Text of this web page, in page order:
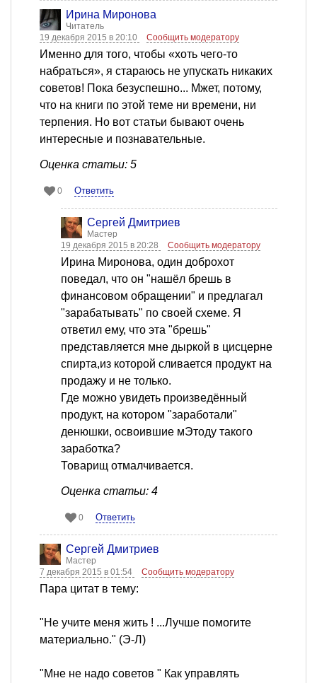
Ирина Миронова
Читатель
19 декабря 2015 в 20:10
Сообщить модератору
Именно для того, чтобы «хоть чего-то
набраться», я стараюсь не упускать никаких
советов! Пока безуспешно... Мжет, потому,
что на книги по этой теме ни времени, ни
терпения. Но вот статьи бывают очень
интересные и познавательные.
Оценка статьи: 5
0 Ответить
Сергей Дмитриев
Мастер
19 декабря 2015 в 20:28
Сообщить модератору
Ирина Миронова, один доброхот
поведал, что он "нашёл брешь в
финансовом обращении" и предлагал
"зарабатывать" по своей схеме. Я
ответил ему, что эта "брешь"
представляется мне дыркой в цисцерне
спирта,из которой сливается продукт на
продажу и не только.
Где можно увидеть произведённый
продукт, на котором "заработали"
денюшки, освоившие мЭтоду такого
заработка?
Товарищ отмалчивается.
Оценка статьи: 4
0 Ответить
Сергей Дмитриев
Мастер
7 декабря 2015 в 01:54
Сообщить модератору
Пара цитат в тему:
"Не учите меня жить ! ...Лучше помогите
материально." (Э-Л)
"Мне не надо советов " Как управлять